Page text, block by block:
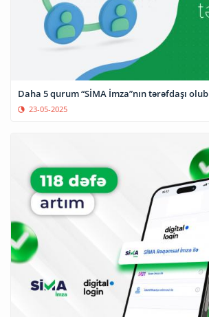
Daha 5 qurum “SİMA İmza”nın tərəfdaşı olub
23-05-2025